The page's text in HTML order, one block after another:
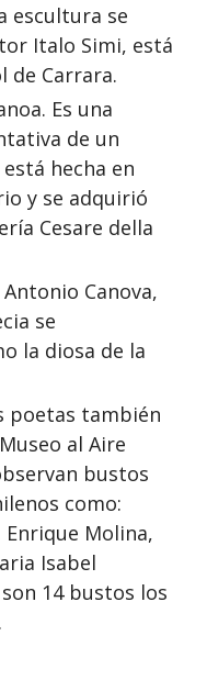
escultura se
Italo Simi, está
de Carrara.
Es una
de un
hecha en
y se adquirió
Cesare della
Canova,
se
la diosa de la
poetas también
al Aire
bustos
como:
Molina,
Isabel
14 bustos los